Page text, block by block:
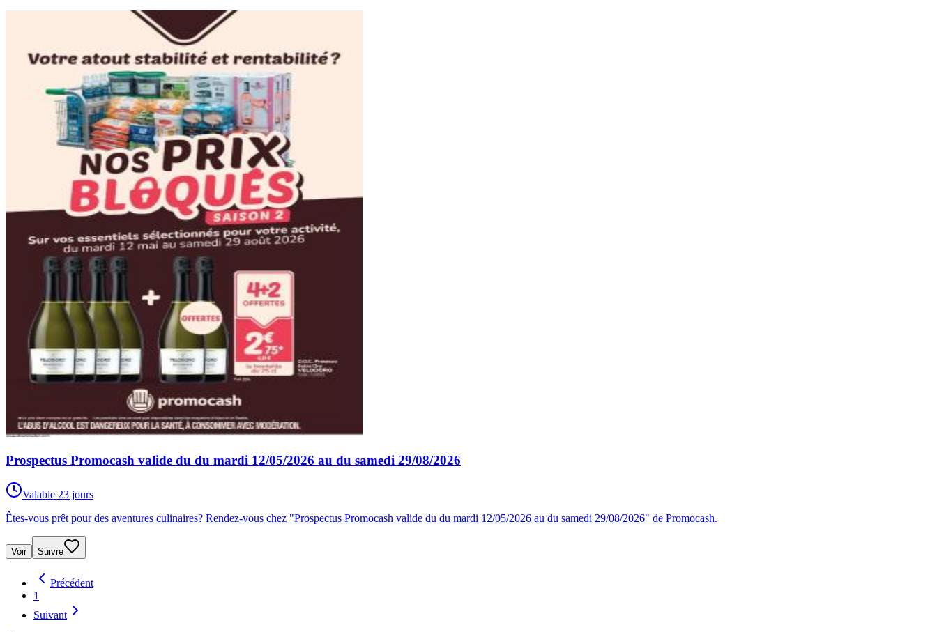
Prospectus Promocash valide du du mardi 12/05/2026 au du samedi 29/08/2026
Valable 23 jours
Êtes-vous prêt pour des aventures culinaires? Rendez-vous chez "Prospectus Promocash valide du du mardi 12/05/2026 au du samedi 29/08/2026" de Promocash.
Voir Suivre
Précédent
1
Suivant